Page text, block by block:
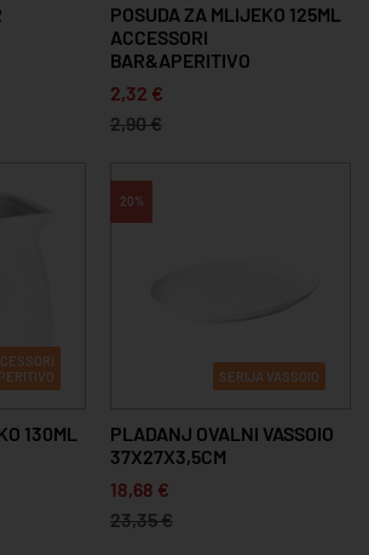
POSUDA ZA MLIJEKO 125ML
ACCESSORI
BAR&APERITIVO
2,32 €
2,90 €
130ML
20%
SERIJA VASSOIO
PLADANJ OVALNI VASSOIO
37X27X3,5CM
18,68 €
23,35 €